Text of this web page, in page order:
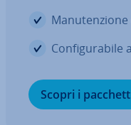
Con­fi­gu­ra­bi­le
Scopri i